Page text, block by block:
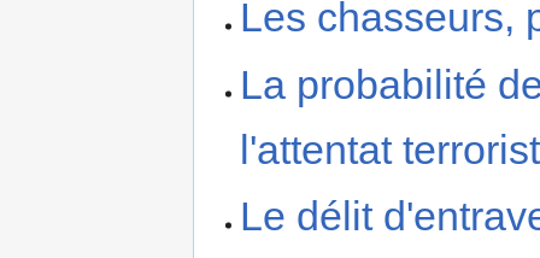
Les chasseurs,
La probabilité
l'attentat
Le délit